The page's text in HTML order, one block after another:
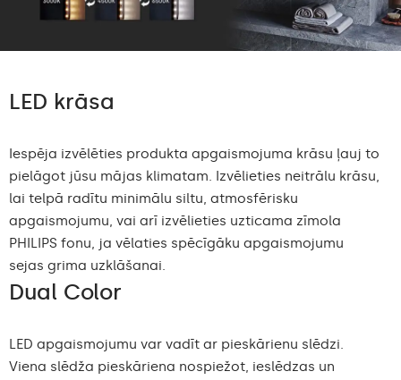
LED krāsa
Iespēja izvēlēties produkta apgaismojuma krāsu ļauj to
pielāgot jūsu mājas klimatam. Izvēlieties neitrālu krāsu,
lai telpā radītu minimālu siltu, atmosfērisku
apgaismojumu, vai arī izvēlieties uzticama zīmola
PHILIPS fonu, ja vēlaties spēcīgāku apgaismojumu
sejas grima uzklāšanai.
Dual Color
LED apgaismojumu var vadīt ar pieskārienu slēdzi.
Viena slēdža pieskāriena nospiežot, ieslēdzas un